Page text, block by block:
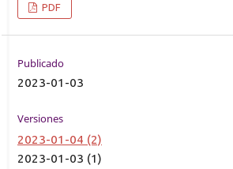
PDF
Publicado
2023-01-03
Versiones
2023-01-04 (2)
2023-01-03 (1)